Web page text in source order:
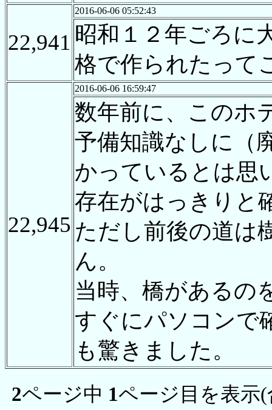
22,941
2016-06-06 05:52:43
昭和１２年ごろに
格で作られたって
22,945
2016-06-06 16:59:47
数年前に、このホ
予備知識なしに（
かっているとは思
存在がはっきりと
ただし前後の道は
ん。
当時、橋があるの
すぐにパソコンで
も驚きました。
2ページ中 1ページ目を表示(